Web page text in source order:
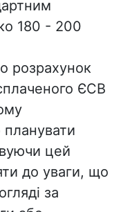
180 - 200
розрахунок
ЄСВ
цей
до уваги, що
за